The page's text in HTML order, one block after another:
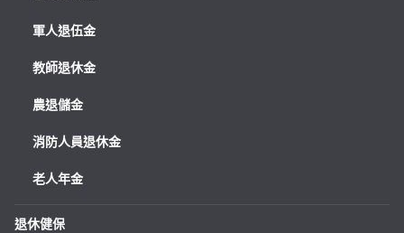
軍人退伍金
教師退休金
農退儲金
消防人員退休金
老人年金
退休健保